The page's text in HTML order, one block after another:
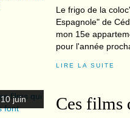
Le frigo de la
Espagnole" de
mon 15e
pour l'année
LIRE LA SUITE
10 juin Ces films